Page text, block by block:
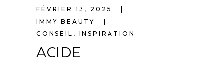
FÉVRIER 13, 2025
IMMY BEAUTY
CONSEIL , INSPIRATION
ACIDE